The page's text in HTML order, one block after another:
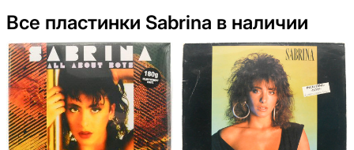
Все пластинки Sabrina в наличии